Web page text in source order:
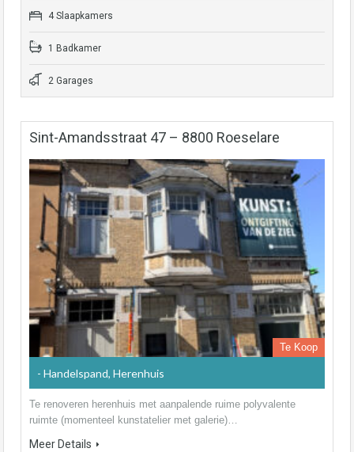
4 Slaapkamers
1 Badkamer
2 Garages
Sint-Amandsstraat 47 – 8800 Roeselare
Te Koop
- Handelspand, Herenhuis
Te renoveren herenhuis met aanpalende ruime polyvalente
ruimte (momenteel kunstatelier met galerie)…
Meer Details